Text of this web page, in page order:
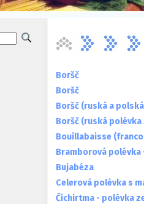
Boršč
Boršč
Boršč (ruská a
Boršč (ruská polévka
Bouillabaisse
Bramborová polévka
Bujabéza
Celerová polévka s
Čichirtma - polévka